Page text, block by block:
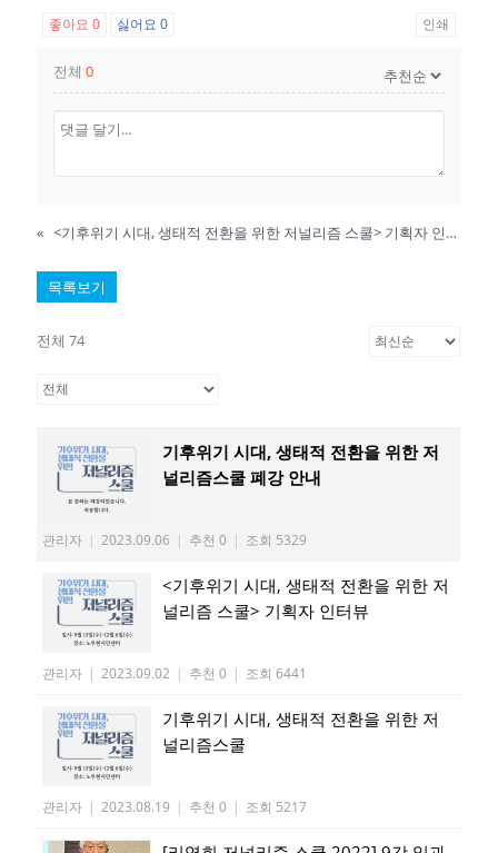
좋아요0 싫어요0 인쇄
전체0
« <기후위기 시대, 생태적 전환을 위한 저널리즘 스쿨> 기획자 인터뷰
목록보기
전체 74
기후위기 시대, 생태적 전환을 위한 저
널리즘스쿨 폐강 안내
관리자 | 2023.09.06 | 추천 0 | 조회 5329
<기후위기 시대, 생태적 전환을 위한 저
널리즘 스쿨> 기획자 인터뷰
관리자 | 2023.09.02 | 추천 0 | 조회 6441
기후위기 시대, 생태적 전환을 위한 저
널리즘스쿨
관리자 | 2023.08.19 | 추천 0 | 조회 5217